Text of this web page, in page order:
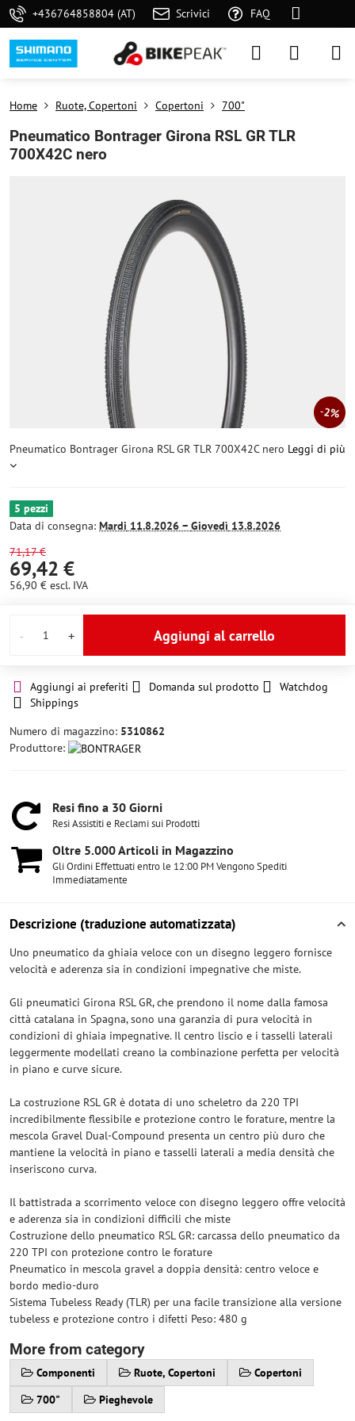
+436764858804 (AT) Scrivici FAQ
2%
Home Ruote, Copertoni Copertoni 700"
Pneumatico Bontrager Girona RSL GR TLR
700X42C nero
Pneumatico Bontrager Girona RSL GR TLR 700X42C nero Leggi di più
5 pezzi
Data di consegna: Mardi 11.8.2026 − Giovedì 13.8.2026
71,17 €
69,42 €
56,90 € escl. IVA
Aggiungi al carrello
Aggiungi ai preferiti Domanda sul prodotto
Watchdog
Shippings
Numero di magazzino: 5310862
Produttore:
Resi fino a 30 Giorni
Resi Assistiti e Reclami sui Prodotti
Oltre 5​.000 Articoli in Magazzino
Gli Ordini Effettuati entro le 12:00 PM Vengono Spediti
Immediatamente
Descrizione (traduzione automatizzata)
Uno pneumatico da ghiaia veloce con un disegno leggero fornisce
velocità e aderenza sia in condizioni impegnative che miste.
Gli pneumatici Girona RSL GR, che prendono il nome dalla famosa
città catalana in Spagna, sono una garanzia di pura velocità in
condizioni di ghiaia impegnative. Il centro liscio e i tasselli laterali
leggermente modellati creano la combinazione perfetta per velocità
in piano e curve sicure.
La costruzione RSL GR è dotata di uno scheletro da 220 TPI
incredibilmente flessibile e protezione contro le forature, mentre la
mescola Gravel Dual-Compound presenta un centro più duro che
mantiene la velocità in piano e tasselli laterali a media densità che
inseriscono curva.
Il battistrada a scorrimento veloce con disegno leggero offre velocità
e aderenza sia in condizioni difficili che miste
Costruzione dello pneumatico RSL GR: carcassa dello pneumatico da
220 TPI con protezione contro le forature
Pneumatico in mescola gravel a doppia densità: centro veloce e
bordo medio-duro
Sistema Tubeless Ready (TLR) per una facile transizione alla versione
tubeless e protezione contro i difetti Peso: 480 g
More from category
Componenti Ruote, Copertoni
Copertoni
700"
Pieghevole